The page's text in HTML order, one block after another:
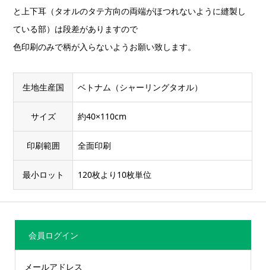
と上下耳（タオルのタテ方向の両端がほつれないように縫製し
ている部）は段差がありますので
色印刷のみで柄が入らないようお願い致します。
生地生産国 ベトナム（シャーリングタオル）
サイズ 約40×110cm
印刷範囲 全面印刷
最小ロット 120枚より10枚単位
会員ログイン
メールアドレス